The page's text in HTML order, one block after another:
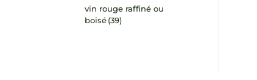
vin rouge raffiné ou
boisé(39)